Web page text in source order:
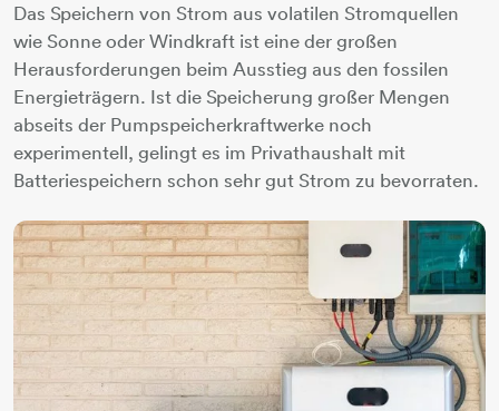
Das Speichern von Strom aus volatilen Stromquellen
wie Sonne oder Windkraft ist eine der großen
Herausforderungen beim Ausstieg aus den fossilen
Energieträgern. Ist die Speicherung großer Mengen
abseits der Pumpspeicherkraftwerke noch
experimentell, gelingt es im Privathaushalt mit
Batteriespeichern schon sehr gut Strom zu bevorraten.